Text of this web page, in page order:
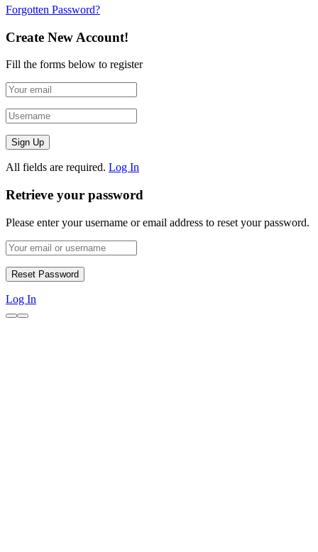
Forgotten Password?
Create New Account!
Fill the forms below to register
All fields are required. Log In
Retrieve your password
Please enter your username or email address to reset your password.
Log In